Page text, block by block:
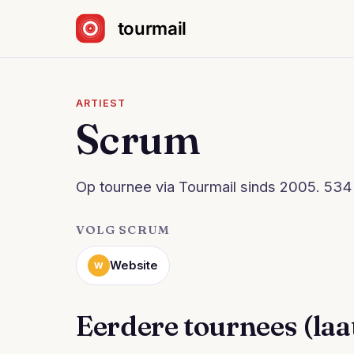
ARTIEST
Scrum
Op tournee via Tourmail sinds 2005.
VOLG SCRUM
W Website
Eerdere tournees